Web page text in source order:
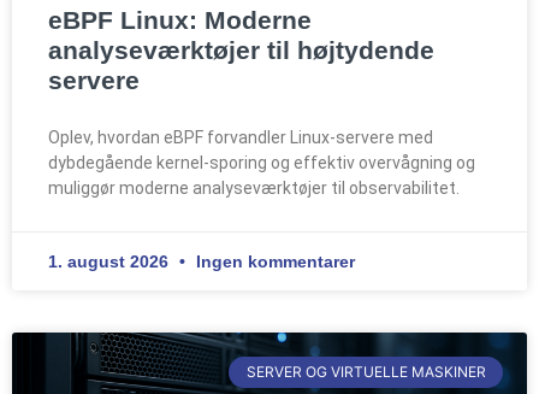
eBPF Linux: Moderne
analyseværktøjer til højtydende
servere
Oplev, hvordan eBPF forvandler Linux-servere med
dybdegående kernel-sporing og effektiv overvågning og
muliggør moderne analyseværktøjer til observabilitet.
1. august 2026 Ingen kommentarer
SERVER OG VIRTUELLE MASKINER